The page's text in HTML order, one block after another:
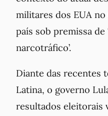
militares dos EUA no
país sob premissa de
narcotráfico’.
Diante das recentes
Latina, o governo
resultados eleitorais